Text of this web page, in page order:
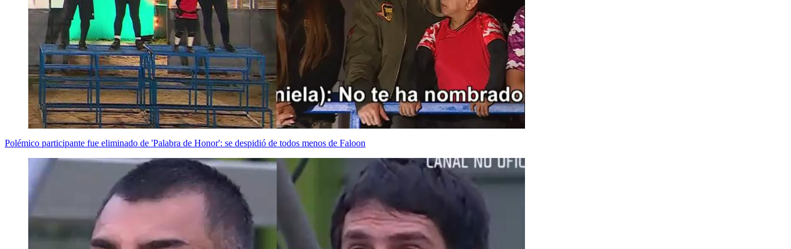
Polémico participante fue eliminado de 'Palabra de Honor': se despidió de todos menos de Faloon